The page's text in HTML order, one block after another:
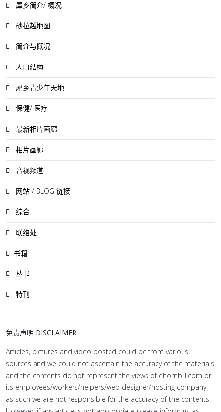
犀乡简介/ 概况
砂拉越地图
简介与概况
人口结构
犀乡青少年天地
保健/ 医疗
最新相片画廊
相片画廊
音视频道
网站 / BLOG 链接
综合
联络处
书籍
丛书
特刊
免责声明 DISCLAIMER
Articles, pictures and video posted could be from various
sources and we could not ascertain the accuracy of the materials
and the contents do not represent the views of ehornbill.com or
its employees/workers/helpers/web designer/hosting company
as such we are not responsible for the accuracy of the contents.